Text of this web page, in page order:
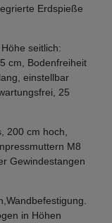
Erdspieße
seitlich:
cm, Bodenfreiheit
einstellbar
25
200 cm hoch,
M8
Gewindestangen
in Höhen